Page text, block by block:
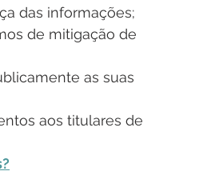
das informações;
de mitigação de
as suas
aos titulares de